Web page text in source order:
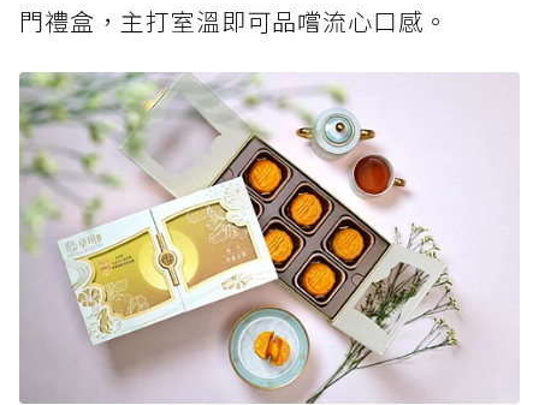
門禮盒，主打室溫即可品嚐流心口感。